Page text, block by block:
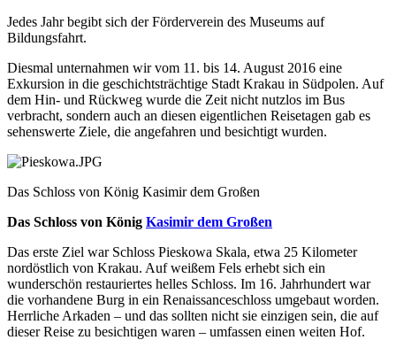
Jedes Jahr begibt sich der Förderverein des Museums auf
Bildungsfahrt.
Diesmal unternahmen wir vom 11. bis 14. August 2016 eine
Exkursion in die geschichtsträchtige Stadt Krakau in Südpolen. Auf
dem Hin- und Rückweg wurde die Zeit nicht nutzlos im Bus
verbracht, sondern auch an diesen eigentlichen Reisetagen gab es
sehenswerte Ziele, die angefahren und besichtigt wurden.
Das Schloss von König Kasimir dem Großen
Das Schloss von König Kasimir dem Großen
Das erste Ziel war Schloss Pieskowa Skala, etwa 25 Kilometer
nordöstlich von Krakau. Auf weißem Fels erhebt sich ein
wunderschön restauriertes helles Schloss. Im 16. Jahrhundert war
die vorhandene Burg in ein Renaissanceschloss umgebaut worden.
Herrliche Arkaden – und das sollten nicht sie einzigen sein, die auf
dieser Reise zu besichtigen waren – umfassen einen weiten Hof.